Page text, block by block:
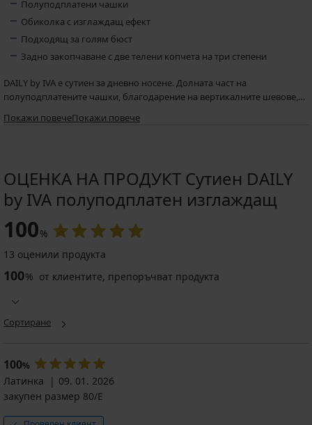
Полуподплатени чашки
Обиколка с изглаждащ ефект
Подходящ за голям бюст
Задно закопчаване с две телени копчета на три степени
DAILY by IVA е сутиен за дневно носене. Долната част на
полуподплатените чашки, благодарение на вертикалните шевове,
горна чат е от прозирен тюл с лъскава платка. Страничните части на
тортата е висулката със страз на деколтето.
Препоръчваме сутиенът да се пере без омекотител поради високото
Покажи повечеПокажи повече
ОЦЕНКА НА ПРОДУКТ Сутиен DAILY
by IVA полуподплатен изглаждащ
100%
13 оценили продукта
100% от клиентите, препоръчват продукта
Сортиране
100%
Латинка
09. 01. 2026
закупен размер 80/E